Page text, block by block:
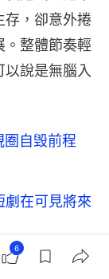
存，卻意外捲
。整體節奏輕
以說是無腦入
圈自毁前程
劇在可見將來
6